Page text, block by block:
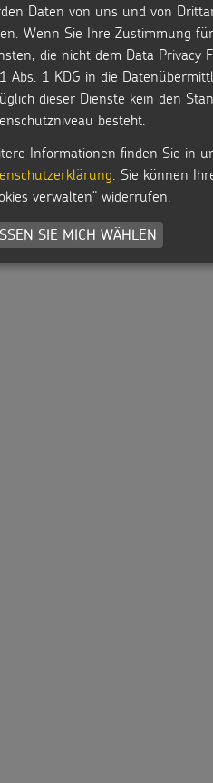
Daten von uns und von
Wenn Sie Ihre Zustimmung
die nicht dem Data Privacy
Abs. 1 KDG in die
dieser Dienste kein den
besteht.
Informationen finden Sie in
. Sie können
verwalten" widerrufen.
SIE MICH WÄHLEN